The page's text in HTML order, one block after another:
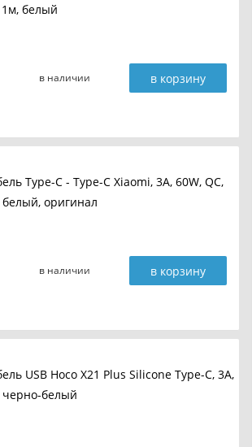
1м, белый
в наличии в корзину
Type-C - Type-C Xiaomi, 3A, 60W, QC,
белый, оригинал
в наличии в корзину
USB Hoco X21 Plus Silicone Type-C, 3A,
черно-белый